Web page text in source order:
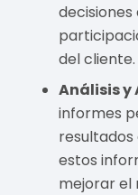
del cliente.
Análisis y
informes
resultados
estos
mejorar el